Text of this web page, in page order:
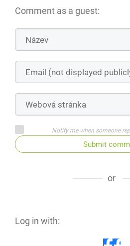
Comment as a guest:
Notify me when someone
Submit
or
Log in with: